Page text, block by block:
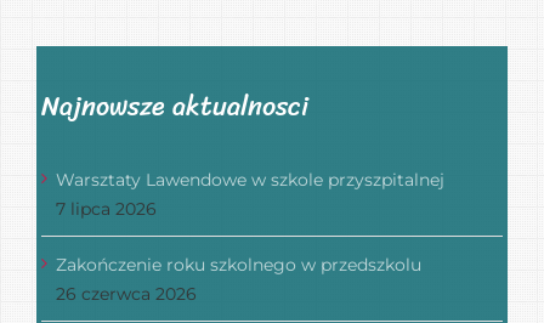
Najnowsze aktualnosci
Warsztaty Lawendowe w szkole przyszpitalnej
7 lipca 2026
Zakończenie roku szkolnego w przedszkolu
26 czerwca 2026